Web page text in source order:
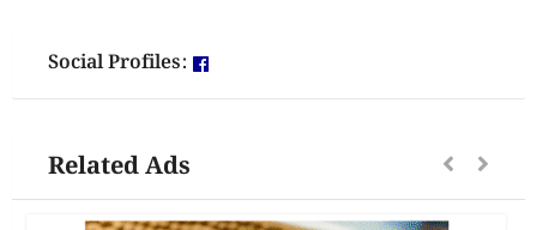
Social Profiles:
Related Ads